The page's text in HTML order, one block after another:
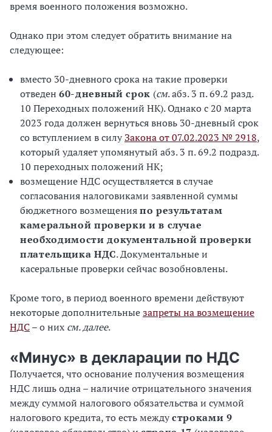
время военного положения возможно.
Однако при этом следует обратить внимание на
следующее:
вместо 30-дневного срока на такие проверки
отведен 60-дневный срок (см. абз. 3 п. 69.2 разд.
10 Переходных положений НК). Однако с 20 марта
2023 года должен вернуться вновь 30-дневный срок
со вступлением в силуЗакона от 07.02.2023 № 2918,
который удаляет упомянутый абз. 3 п. 69.2 подразд.
10 переходных положений НК;
возмещение НДС осуществляется в случае
согласования налоговиками заявленной суммы
бюджетного возмещенияпо результатам
камеральной проверки и в случае
необходимости документальной проверки
плательщика НДС. Документальные и
касеральные проверки сейчас возобновлены.
Кроме того, в период военного времени действуют
некоторые дополнительныезапреты на возмещение
НДС– о них см. далее.
«Минус» в декларации по НДС
Получается, что основание получения возмещения
НДС лишь одна – наличие отрицательного значения
между суммой налогового обязательства и суммой
налогового кредита, то есть междустроками 9